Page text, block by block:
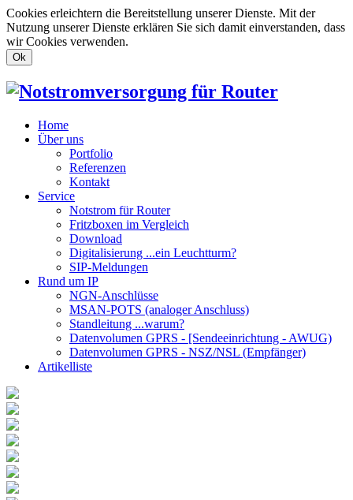
Cookies erleichtern die Bereitstellung unserer Dienste. Mit der
Nutzung unserer Dienste erklären Sie sich damit einverstanden, dass
wir Cookies verwenden.
Ok
Home
Über uns
Portfolio
Referenzen
Kontakt
Service
Notstrom für Router
Fritzboxen im Vergleich
Download
Digitalisierung ...ein Leuchtturm?
SIP-Meldungen
Rund um IP
NGN-Anschlüsse
MSAN-POTS (analoger Anschluss)
Standleitung ...warum?
Datenvolumen GPRS - [Sendeeinrichtung - AWUG)
Datenvolumen GPRS - NSZ/NSL (Empfänger)
Artikelliste